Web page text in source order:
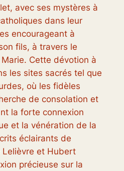
avec ses mystères à
dans leur
encourageant à
fils, à travers le
Cette dévotion à
les sites sacrés tel que
où les fidèles
de consolation et
la forte connexion
et la vénération de la
éclairants de
et Hubert
précieuse sur la